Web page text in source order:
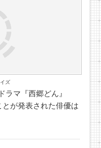
ズ
ラマ『西郷どん』
が発表された俳優は